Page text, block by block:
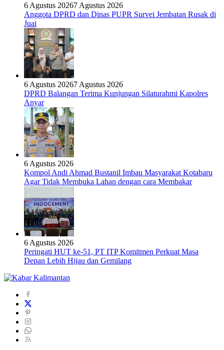
6 Agustus 20267 Agustus 2026
Anggota DPRD dan Dinas PUPR Survei Jembatan Rusak di
Juai
6 Agustus 20267 Agustus 2026
DPRD Balangan Terima Kunjungan Silaturahmi Kapolres
Anyar
6 Agustus 2026
Kompol Andi Ahmad Bustanil Imbau Masyarakat Kotabaru
Agar Tidak Membuka Lahan dengan cara Membakar
6 Agustus 2026
Peringati HUT ke-51, PT ITP Komitmen Perkuat Masa
Depan Lebih Hijau dan Gemilang